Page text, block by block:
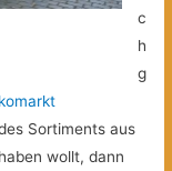
c
h
g
Sortiments aus
wollt, dann